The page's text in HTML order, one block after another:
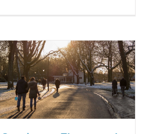
¿Somos todos
drogadictos?
Blog